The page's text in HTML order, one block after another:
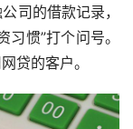
司的借款记录，
惯”打个问号。
贷的客户。